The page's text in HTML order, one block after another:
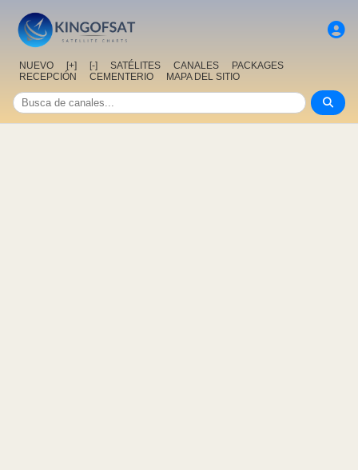
NUEVO [+] [-] SATÉLITES CANALES
PACKAGES
RECEPCIÓN
CEMENTERIO MAPA DEL SITIO